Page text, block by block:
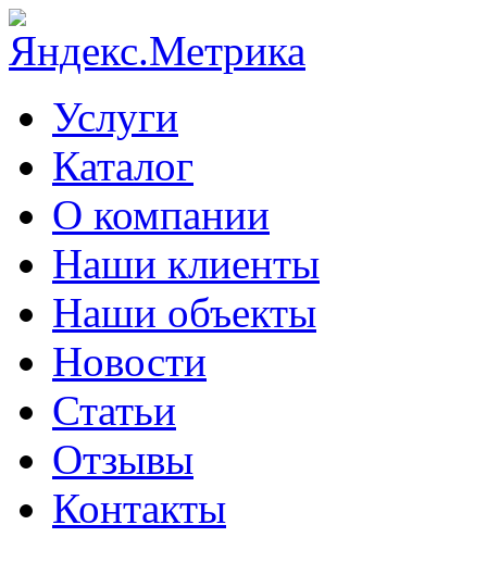
Услуги
Каталог
О компании
Наши клиенты
Наши объекты
Новости
Статьи
Отзывы
Контакты